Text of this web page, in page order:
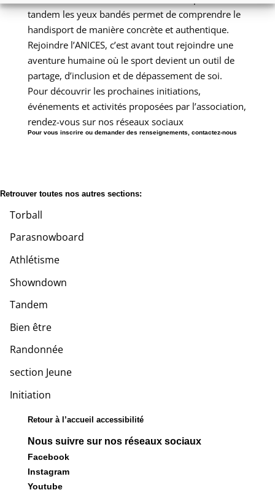
tandem les yeux bandés permet de comprendre le
handisport de manière concrète et authentique.
Rejoindre l’ANICES, c’est avant tout rejoindre une
aventure humaine où le sport devient un outil de
partage, d’inclusion et de dépassement de soi.
Pour découvrir les prochaines initiations,
événements et activités proposées par l’association,
rendez-vous sur nos réseaux sociaux
Pour vous inscrire ou demander des renseignements, contactez-nous
Retrouver toutes nos autres sections:
Torball
Parasnowboard
Athlétisme
Showndown
Tandem
Bien être
Randonnée
section Jeune
Initiation
Retour à l’accueil accessibilité
Nous suivre sur nos réseaux sociaux
Facebook
Instagram
Youtube